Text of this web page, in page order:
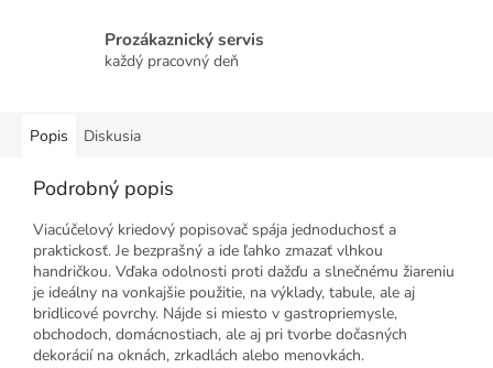
Prozákaznický servis
každý pracovný deň
Popis Diskusia
Podrobný popis
Viacúčelový kriedový popisovač spája jednoduchosť a
praktickosť. Je bezprašný a ide ľahko zmazať vlhkou
handričkou. Vďaka odolnosti proti dažďu a slnečnému žiareniu
je ideálny na vonkajšie použitie, na výklady, tabule, ale aj
bridlicové povrchy. Nájde si miesto v gastropriemysle,
obchodoch, domácnostiach, ale aj pri tvorbe dočasných
dekorácií na oknách, zrkadlách alebo menovkách.